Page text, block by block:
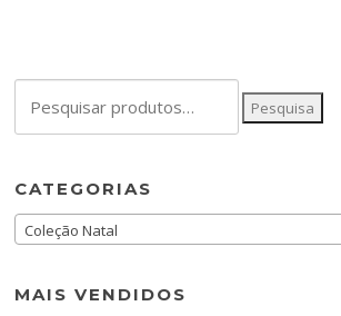
por:
Pesquisa
CATEGORIAS
Coleção Natal
MAIS VENDIDOS